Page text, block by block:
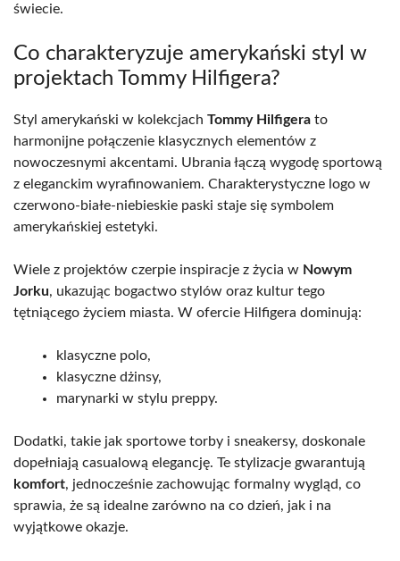
świecie.
Co charakteryzuje amerykański styl w
projektach Tommy Hilfigera?
Styl amerykański w kolekcjach Tommy Hilfigera to
harmonijne połączenie klasycznych elementów z
nowoczesnymi akcentami. Ubrania łączą wygodę sportową
z eleganckim wyrafinowaniem. Charakterystyczne logo w
czerwono-białe-niebieskie paski staje się symbolem
amerykańskiej estetyki.
Wiele z projektów czerpie inspiracje z życia w Nowym
Jorku, ukazując bogactwo stylów oraz kultur tego
tętniącego życiem miasta. W ofercie Hilfigera dominują:
klasyczne polo,
klasyczne dżinsy,
marynarki w stylu preppy.
Dodatki, takie jak sportowe torby i sneakersy, doskonale
dopełniają casualową elegancję. Te stylizacje gwarantują
komfort, jednocześnie zachowując formalny wygląd, co
sprawia, że są idealne zarówno na co dzień, jak i na
wyjątkowe okazje.